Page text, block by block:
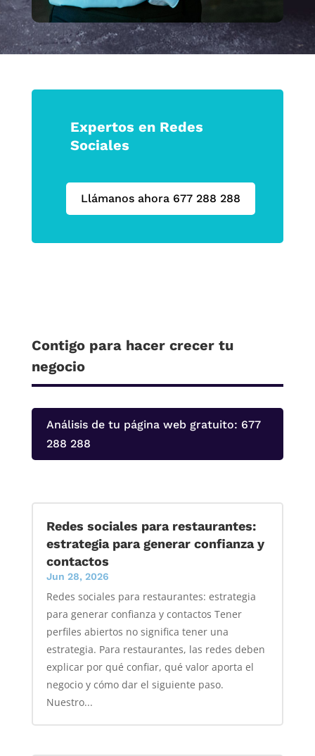
Expertos en Redes
Sociales
Llámanos ahora 677 288 288
Contigo para hacer crecer tu
negocio
Análisis de tu página web gratuito: 677
288 288
Redes sociales para restaurantes:
estrategia para generar confianza y
contactos
Jun 28, 2026
Redes sociales para restaurantes: estrategia
para generar confianza y contactos Tener
perfiles abiertos no significa tener una
estrategia. Para restaurantes, las redes deben
explicar por qué confiar, qué valor aporta el
negocio y cómo dar el siguiente paso.
Nuestro...